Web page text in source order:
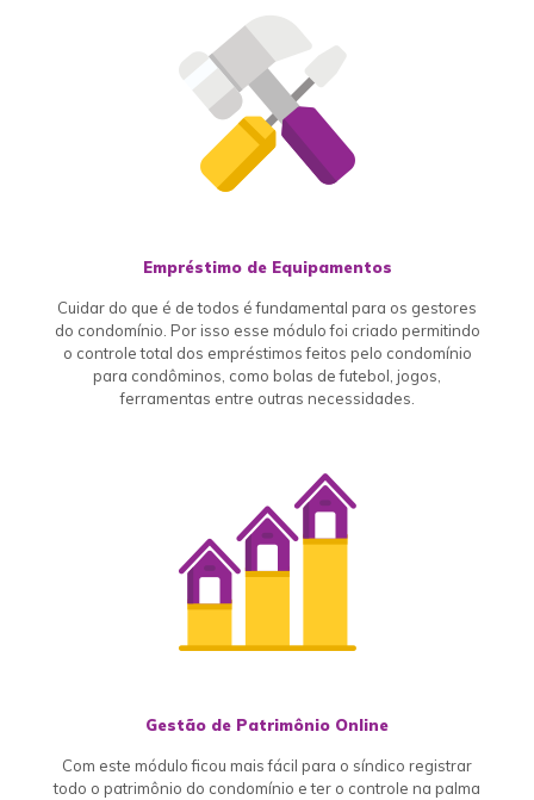
Empréstimo de Equipamentos
Cuidar do que é de todos é fundamental para os gestores
do condomínio. Por isso esse módulo foi criado permitindo
o controle total dos empréstimos feitos pelo condomínio
para condôminos, como bolas de futebol, jogos,
ferramentas entre outras necessidades.
Gestão de Patrimônio Online
Com este módulo ficou mais fácil para o síndico registrar
todo o patrimônio do condomínio e ter o controle na palma